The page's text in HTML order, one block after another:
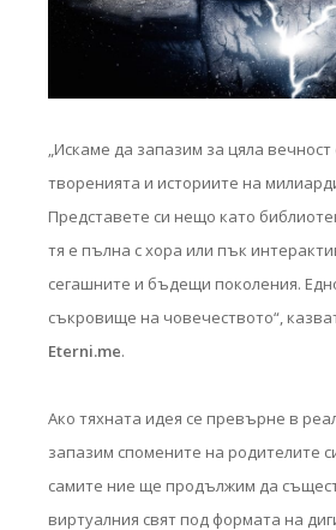
„Искаме да запазим за цяла
творенията и историите на
Представете си нещо като
тя е пълна с хора или пък
сегашните и бъдещи поколения.
съкровище на човечеството“,
Eterni.me.
Ако тяхната идея се превърне в
запазим спомените на родителите
самите ние ще продължим да
виртуалния свят под формата на